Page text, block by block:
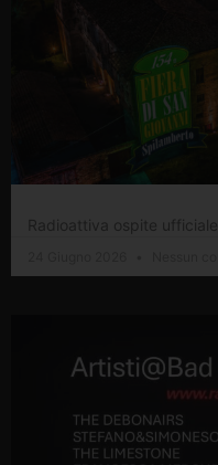
Radioattiva ospite ufficiale